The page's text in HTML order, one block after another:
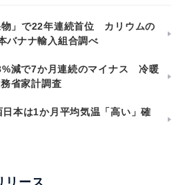
物」で22年連続首位 カリウムの
ナナ輸入組合調べ
減で7か月連続のマイナス 冷暖
省家計調査
本は1か月平均気温「高い」確
リース